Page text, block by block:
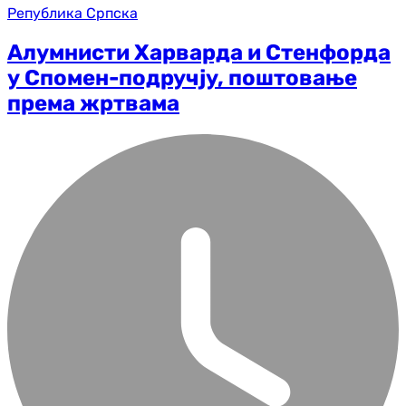
Република Српска
Алумнисти Харварда и Стенфорда
у Спомен-подручју, поштовање
према жртвама